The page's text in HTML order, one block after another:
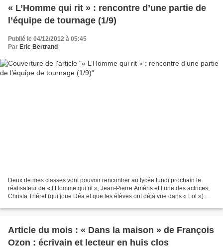
« L’Homme qui rit » : rencontre d’une partie de
l’équipe de tournage (1/9)
Publié le 04/12/2012 à 05:45
Par Eric Bertrand
Deux de mes classes vont pouvoir rencontrer au lycée lundi prochain le
réalisateur de « l’Homme qui rit », Jean-Pierre Améris et l’une des actrices,
Christa Théret (qui joue Déa et que les élèves ont déjà vue dans « Lol »).
Article du mois : « Dans la maison » de François
Ozon : écrivain et lecteur en huis clos